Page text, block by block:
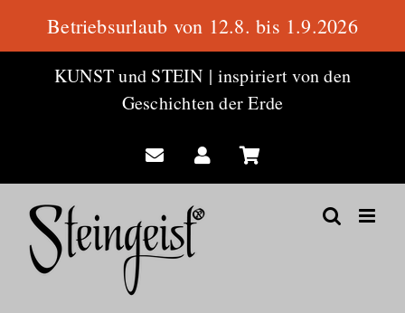
KUNST und STEIN | inspiriert von den
Geschichten der Erde
Betriebsurlaub von 12.8. bis 1.9.2026